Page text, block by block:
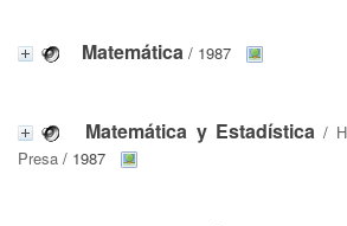
Matemática / 1987
Matemática y Estadística/
Presa / 1987